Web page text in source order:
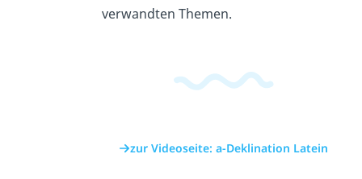
verwandten Themen.
zur Videoseite: a-Deklination Latein